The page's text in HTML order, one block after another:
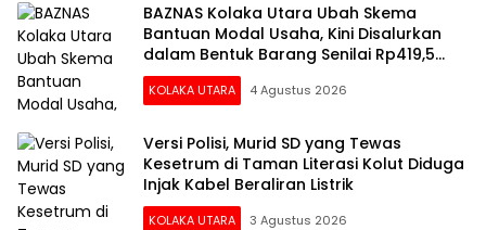
BAZNAS Kolaka Utara Ubah Skema
Bantuan Modal Usaha, Kini Disalurkan
dalam Bentuk Barang Senilai Rp419,5
Juta
KOLAKA UTARA 4 Agustus 2026
Versi Polisi, Murid SD yang Tewas
Kesetrum di Taman Literasi Kolut Diduga
Injak Kabel Beraliran Listrik
KOLAKA UTARA 3 Agustus 2026